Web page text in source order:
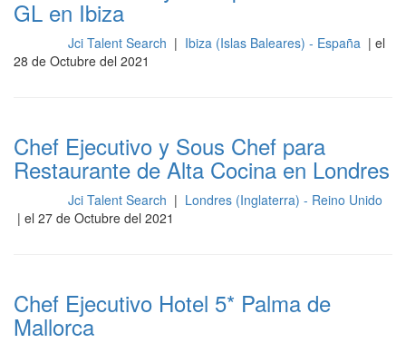
GL en Ibiza
Jci Talent Search | Ibiza (Islas Baleares) - España | el
28 de Octubre del 2021
Chef Ejecutivo y Sous Chef para
Restaurante de Alta Cocina en Londres
Jci Talent Search | Londres (Inglaterra) - Reino Unido
| el 27 de Octubre del 2021
Chef Ejecutivo Hotel 5* Palma de
Mallorca